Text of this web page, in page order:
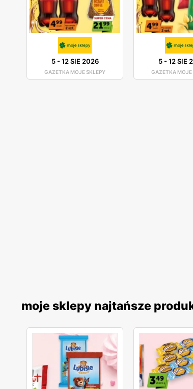
5-12 SIE 2026
GAZETKA MOJE SKLEPY
5-12 SIE
GAZETKA MOJE
moje sklepy najtańsze